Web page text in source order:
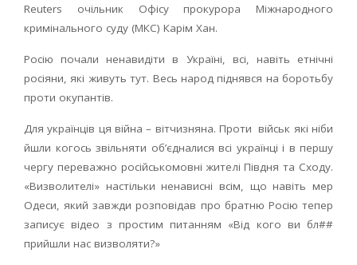
Reuters очільник Офісу прокурора Міжнародного
кримінального суду (МКС) Карім Хан.
Росію почали ненавидіти в Україні, всі, навіть етнічні
росіяни, які живуть тут. Весь народ піднявся на боротьбу
проти окупантів.
Для українців ця війна – вітчизняна. Проти військ які ніби
йшли когось звільняти об’єдналися всі українці і в першу
чергу переважно російськомовні жителі Півдня та Сходу.
«Визволителі» настільки ненависні всім, що навіть мер
Одеси, який завжди розповідав про братню Росію тепер
записує відео з простим питанням «Від кого ви бл##
прийшли нас визволяти?»